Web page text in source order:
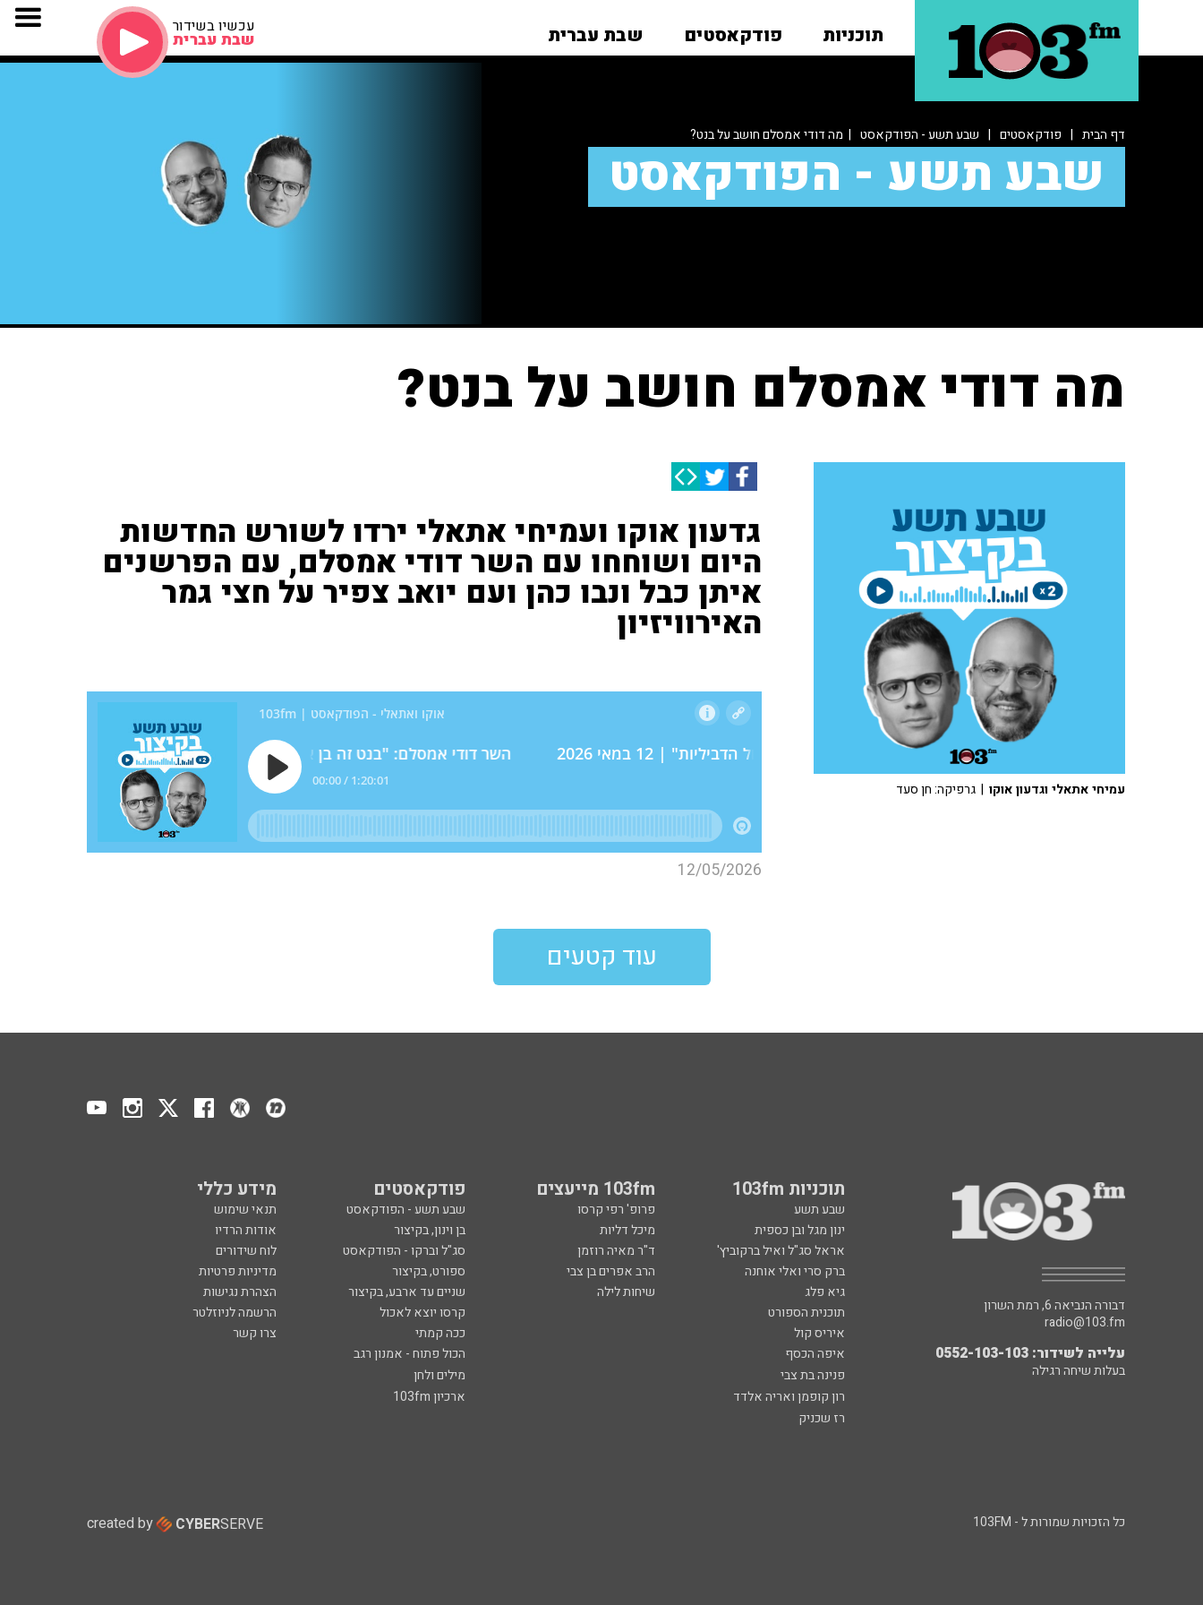
תוכניות פודקאסטים שבת עברית עכשיו בשידור
שבת עברית
דף הבית | פודקאסטים | שבע תשע - הפודקאסט | מה דודי אמסלם חושב על בנט?
שבע תשע - הפודקאסט
מה דודי אמסלם חושב על בנט?
גדעון אוקו ועמיחי אתאלי ירדו לשורש החדשות
היום ושוחחו עם השר דודי אמסלם, עם הפרשנים
איתן כבל ונבו כהן ועם יואב צפיר על חצי גמר
האירוויזיון
12/05/2026
עמיחי אתאלי וגדעון אוקו | גרפיקה: חן סעד
עוד קטעים
תוכניות 103fm 103fm מייעצים פודקאסטים מידע כללי
שבע תשע פרופ' רפי קרסו שבע תשע - הפודקאסט
תנאי שימוש
ינון מגל ובן כספית
מיכל דליות בן וינון, בקיצור
אודות הרדיו
אראל סג"ל ואיל ברקוביץ'
ד"ר מאיה רוזמן סג"ל וברקו - הפודקאסט
לוח שידורים
ברק סרי ואלי אוחנה
הרב אפרים בן צבי ספורט, בקיצור
מדיניות פרטיות
גיא פלג
שיחות לילה שניים עד ארבע, בקיצור
הצהרת נגישות
תוכנית הספורט
קרסו יוצא לאכול
הרשמה לניוזלטר
איריס קול
ככה קמתי
צרו קשר
איפה הכסף
הכול פתוח - אמנון רגב
פנינה בת צבי
מילים ולחן
רון קופמן ואריה אלדד
ארכיון 103fm
רז שכניק
דבורה הנביאה 6, רמת השרון
radio@103.fm
עלייה לשידור: 0552-103-103
בעלות שיחה רגילה
כל הזכויות שמורות ל - 103FM created by CYBERSERVE